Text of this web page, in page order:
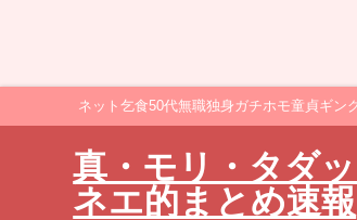
ネット乞食50代無職独身ガチホモ童貞ギン
真・モリ・タダ
ネエ的まとめ速報